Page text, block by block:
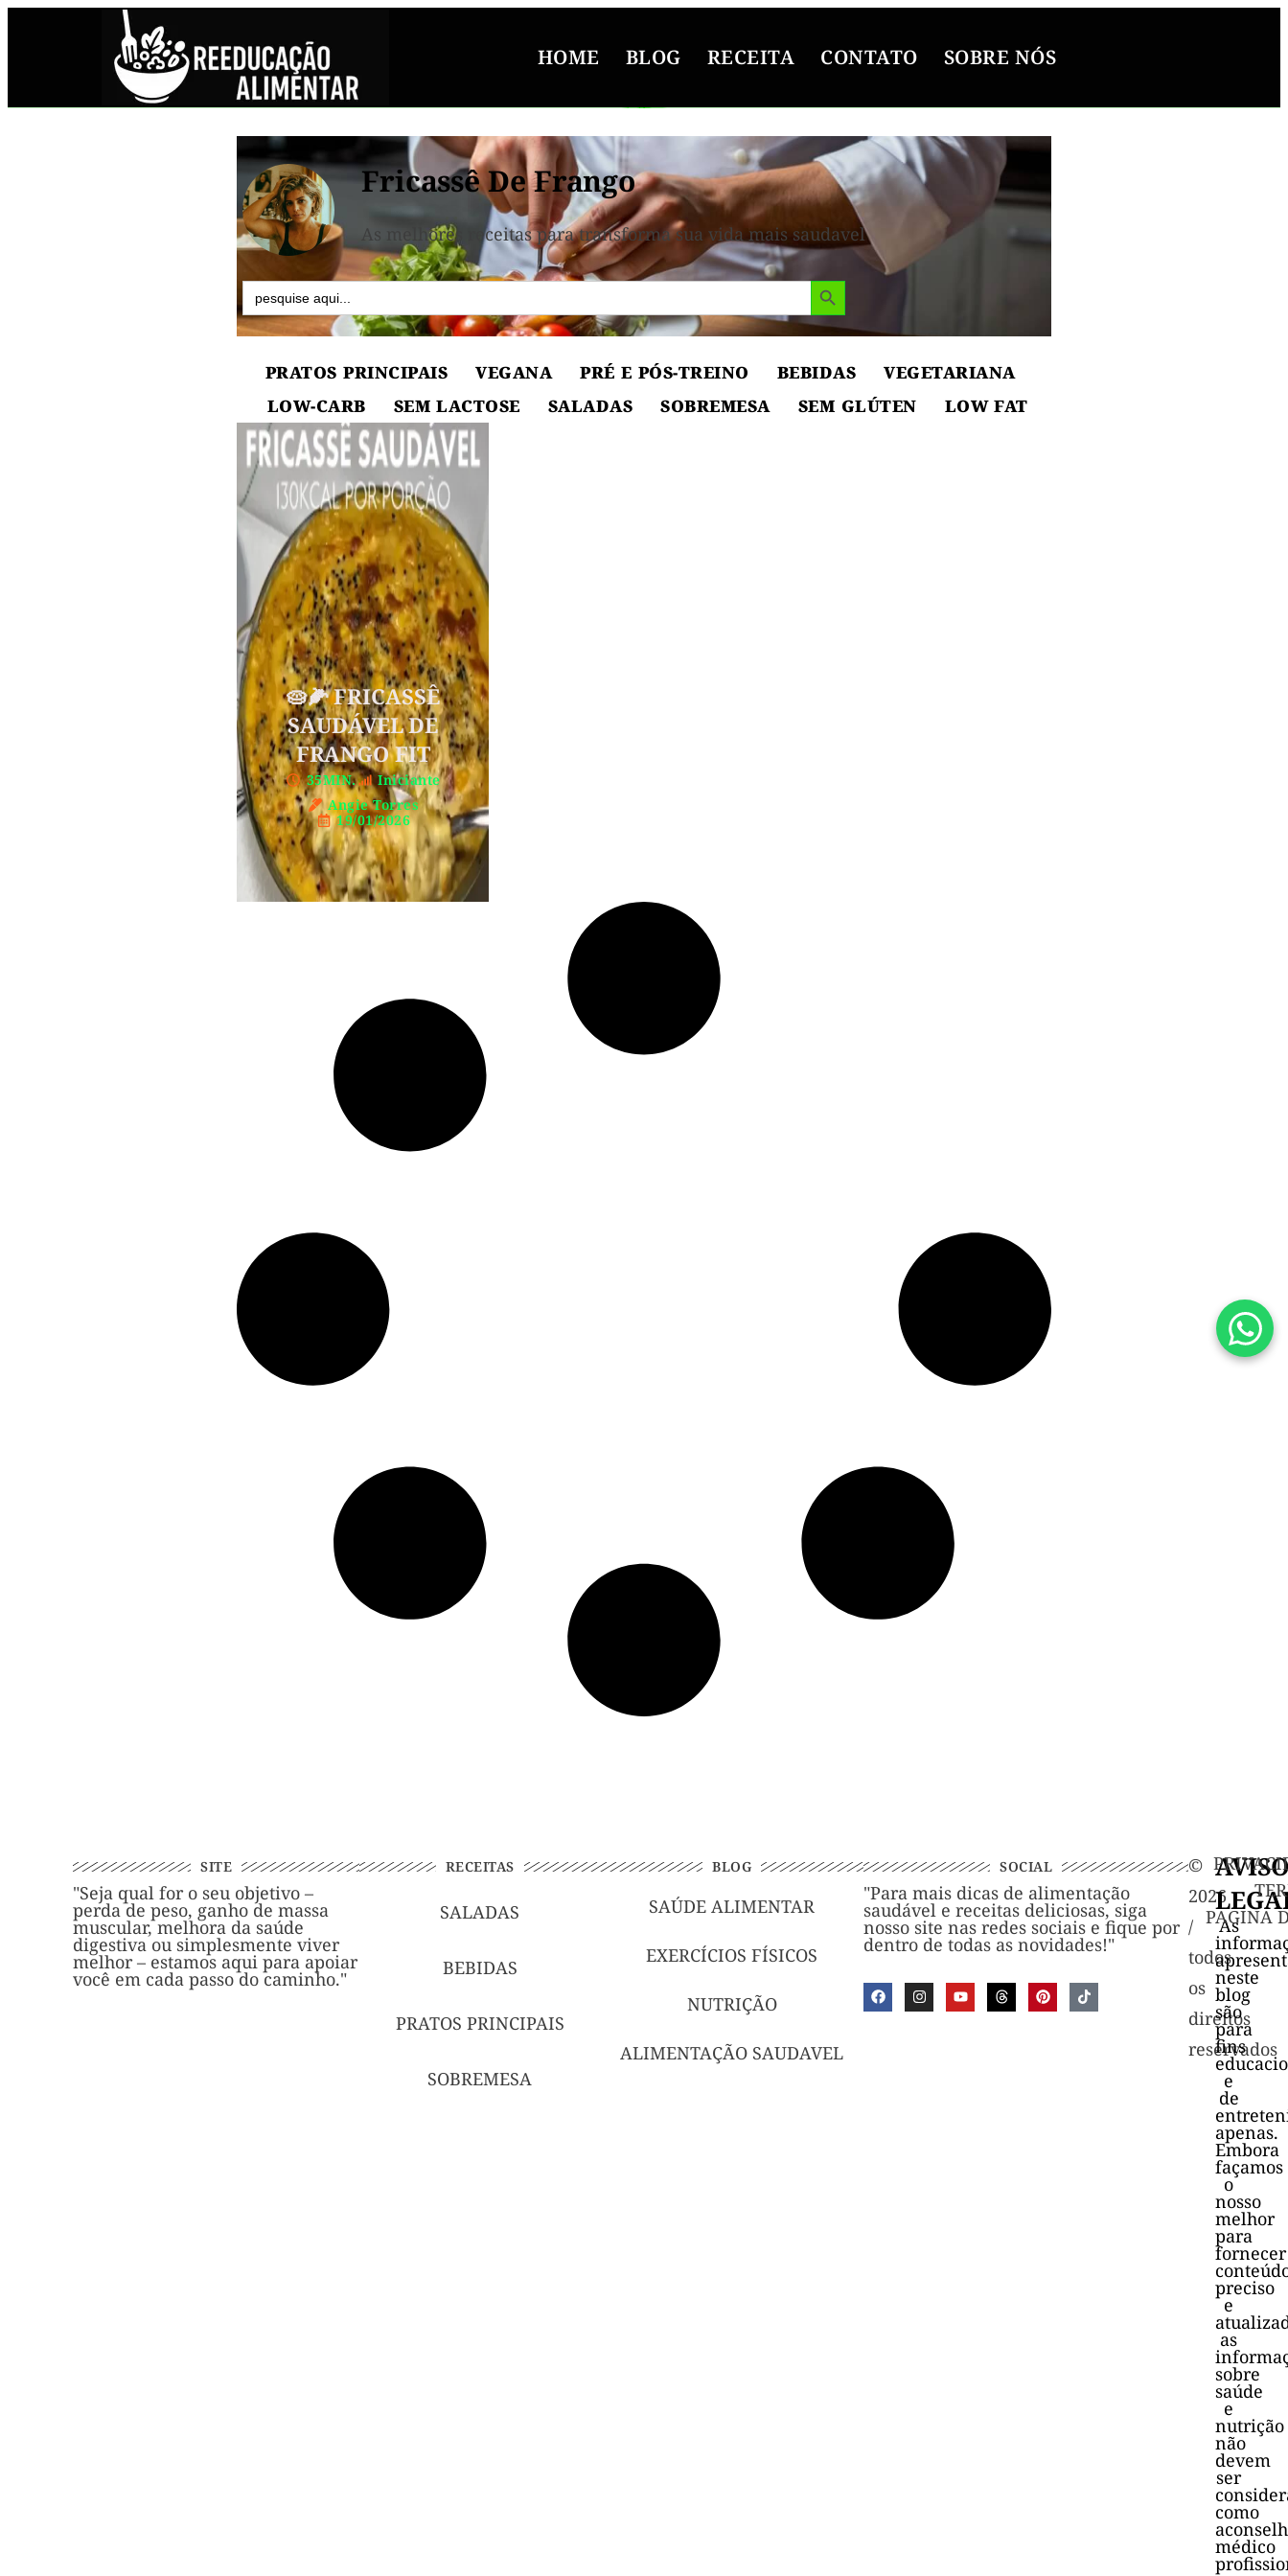
HOME BLOG RECEITA CONTATO SOBRE NÓS
Fricassê De Frango
As melhores receitas para transforma sua vida mais saudavel
Search
for:
Search Button
PRATOS PRINCIPAIS VEGANA PRÉ E PÓS-TREINO BEBIDAS
VEGETARIANA
LOW-CARB
SEM LACTOSE SALADAS SOBREMESA SEM GLÚTEN LOW FAT
🥧🌽 FRICASSÊ
SAUDÁVEL DE
FRANGO FIT
35MIN.
Iniciante
Angie Torres
19/01/2026
SITE
"Seja qual for o seu objetivo –
perda de peso, ganho de massa
muscular, melhora da saúde
digestiva ou simplesmente viver
melhor – estamos aqui para apoiar
você em cada passo do caminho."
RECEITAS
SALADAS
BEBIDAS
PRATOS PRINCIPAIS
SOBREMESA
BLOG
SAÚDE ALIMENTAR
EXERCÍCIOS FÍSICOS
NUTRIÇÃO
ALIMENTAÇÃO SAUDAVEL
SOCIAL
"Para mais dicas de alimentação
saudável e receitas deliciosas, siga
nosso site nas redes sociais e fique por
dentro de todas as novidades!"
©️
2026
/
todos
os
direitos
reservados
PAGINA
As
neste
blog
são
para
fins
e
de
apenas.
Embora
façamos
o
nosso
melhor
para
fornecer
preciso
e
as
sobre
saúde
e
nutrição
não
devem
ser
como
médico